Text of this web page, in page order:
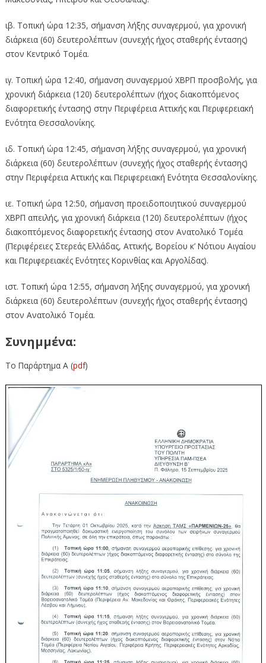
ιβ. Τοπική ώρα 12:35, σήμανση λήξης συναγερμού, για χρονική
διάρκεια (60) δευτερολέπτων (συνεχής ήχος σταθερής έντασης)
στον Κεντρικό Τομέα.
ιγ. Τοπική ώρα 12:40, σήμανση συναγερμού ΧΒΡΠ προσβολής, για
χρονική διάρκεια (120) δευτερολέπτων (ήχος διακοπτόμενος
διαφορετικής έντασης) στην Περιφέρεια Αττικής και Περιφερειακή
Ενότητα Θεσσαλονίκης.
ιδ. Τοπική ώρα 12:45, σήμανση λήξης συναγερμού, για χρονική
διάρκεια (60) δευτερολέπτων (συνεχής ήχος σταθερής έντασης)
στην Περιφέρεια Αττικής και Περιφερειακή Ενότητα Θεσσαλονίκης.
ιε. Τοπική ώρα 12:50, σήμανση προειδοποιητικού συναγερμού
ΧΒΡΠ απειλής, για χρονική διάρκεια (120) δευτερολέπτων (ήχος
διακοπτόμενος διαφορετικής έντασης) στον Ανατολικό Τομέα
(Περιφέρειες Στερεάς Ελλάδας, Αττικής, Βορείου κ’ Νότιου Αιγαίου
και Περιφερειακές Ενότητες Κορινθίας και Αργολίδας).
ιστ. Τοπική ώρα 12:55, σήμανση λήξης συναγερμού, για χρονική
διάρκεια (60) δευτερολέπτων (συνεχής ήχος σταθερής έντασης)
στον Ανατολικό Τομέα.
Συνημμένα:
Το Παράρτημα Α (pdf)